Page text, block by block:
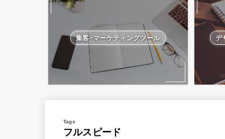
集客･マーケティングツール デ
フルスピード